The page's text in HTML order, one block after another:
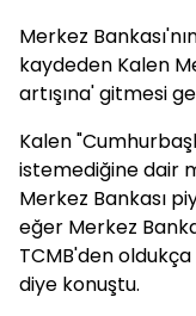
Merkez
kaydeden Kalen
artışına' gitmesi
Kalen
istemediğine dair
Merkez Bankası
eğer Merkez
TCMB'den
diye konuştu.